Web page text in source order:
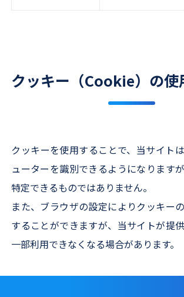
クッキー（Cookie）の使
クッキーを使用することで、当サイト
ューターを識別できるようになります
特定できるものではありません。
また、ブラウザの設定によりクッキー
することができますが、当サイトが提
一部利用できなくなる場合があります。